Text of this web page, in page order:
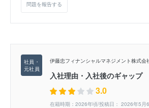
問題を報告する
伊藤忠フィナンシャルマネジメント株式会
入社理由・入社後のギャップ
3.0
在籍時期：2026年頃/投稿日： 2026年5月